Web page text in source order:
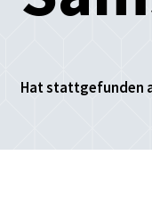
Hat stattgefunden